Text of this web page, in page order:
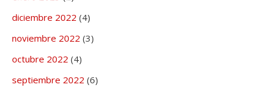
diciembre 2022 (4)
noviembre 2022 (3)
octubre 2022 (4)
septiembre 2022 (6)